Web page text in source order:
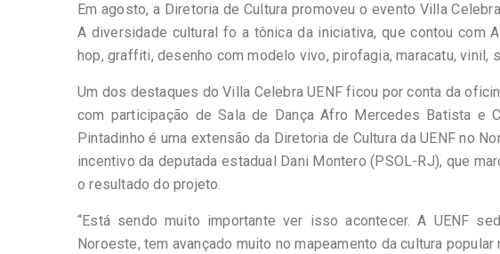
Em agosto, a Diretoria de Cultura promoveu o evento Villa
A diversidade cultural fo a tônica da iniciativa, que contou com
hop, graffiti, desenho com modelo vivo, pirofagia, maracatu, vinil,
Um dos destaques do Villa Celebra UENF ficou por conta da
com participação de Sala de Dança Afro Mercedes Batista e
Pintadinho é uma extensão da Diretoria de Cultura da UENF no
incentivo da deputada estadual Dani Montero (PSOL-RJ), que
o resultado do projeto.
“Está sendo muito importante ver isso acontecer. A UENF
Noroeste, tem avançado muito no mapeamento da cultura popular